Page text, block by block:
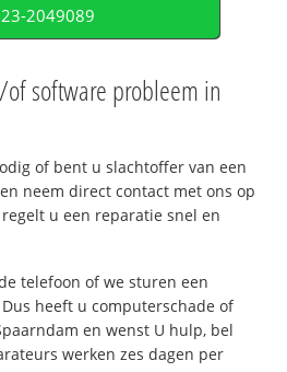
2049089
software probleem in
of bent u slachtoffer van een
neem direct contact met ons op
u een reparatie snel en
telefoon of we sturen een
heeft u computerschade of
en wenst U hulp, bel
werken zes dagen per